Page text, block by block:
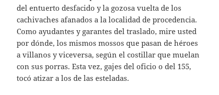
del entuerto desfacido y la gozosa vuelta de los
cachivaches afanados a la localidad de procedencia.
Como ayudantes y garantes del traslado, mire usted
por dónde, los mismos mossos que pasan de héroes
a villanos y viceversa, según el costillar que muelan
con sus porras. Esta vez, gajes del oficio o del 155,
tocó atizar a los de las esteladas.